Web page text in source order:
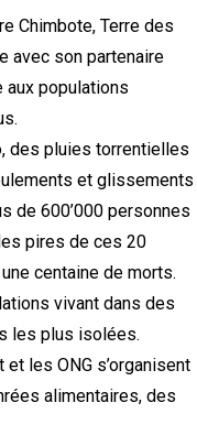
Chimbote, Terre des
avec son partenaire
aux populations
des pluies torrentielles
et glissements
de 600’000 personnes
pires de ces 20
centaine de morts.
vivant dans des
les plus isolées.
les ONG s’organisent
alimentaires, des